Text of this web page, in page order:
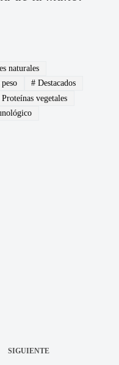
naturales
# Destacados
Proteínas vegetales
SIGUIENTE